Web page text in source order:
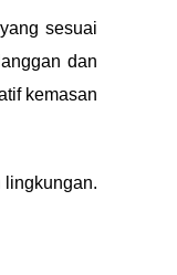
sesuai
dan
kemasan
lingkungan.